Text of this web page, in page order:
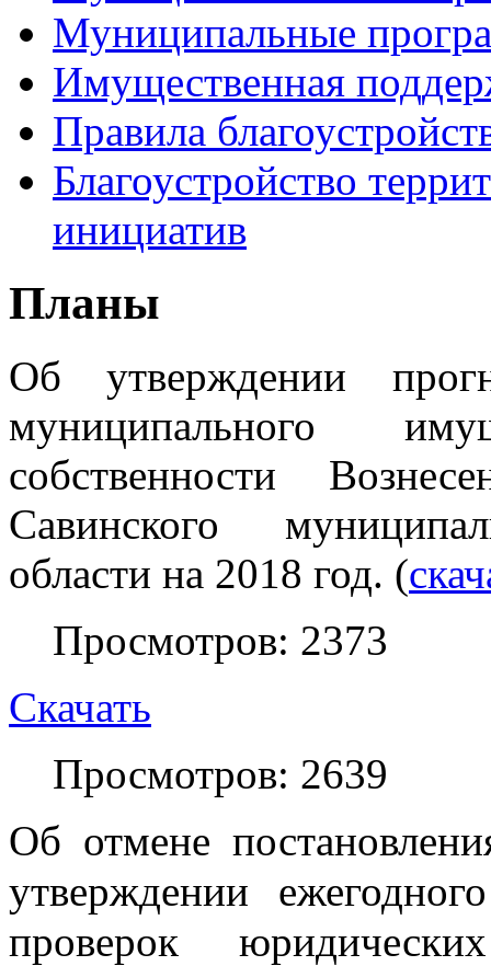
Муниципальные
Имущественная
Правила
Благоустройство
инициатив
Планы
Об утверждении
муниципального
собственности
Савинского
области на 2018 год. (
Просмотров: 2373
Скачать
Просмотров: 2639
Об отмене
утверждении
проверок